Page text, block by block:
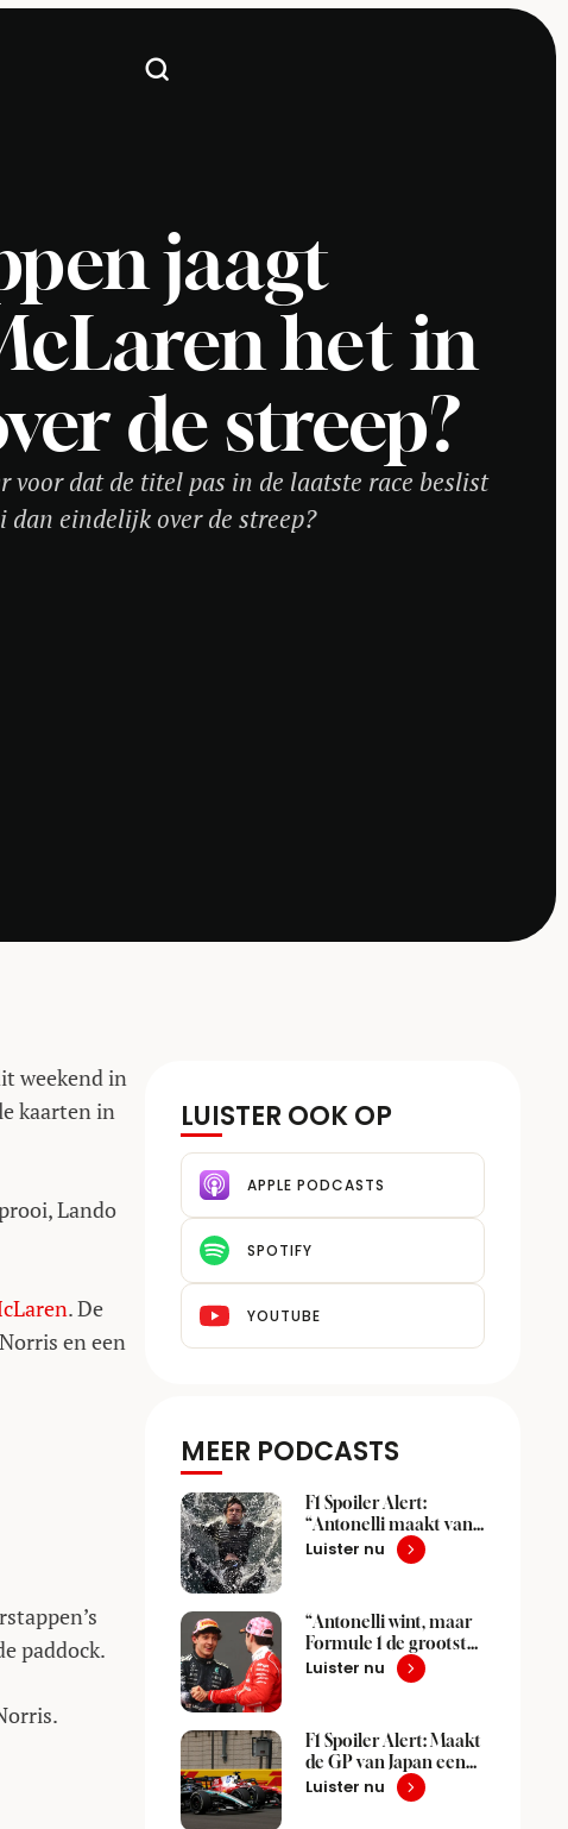
jaagt
het in
de streep?
voor dat de titel pas in de laatste race beslist
eindelijk over de streep?
weekend in
kaarten in
Lando
. De
en een
paddock.
LUISTER OOK OP
APPLE PODCASTS
SPOTIFY
YOUTUBE
MEER PODCASTS
F1 Spoiler Alert:
“Antonelli maakt van
kampioenschap een
onemanshow”
Luister nu
“Antonelli wint, maar
Formule 1 de grootste
verliezer in Japan”
Luister nu
F1 Spoiler Alert: Maakt
de GP van Japan een
einde aan ‘Super
Luister nu